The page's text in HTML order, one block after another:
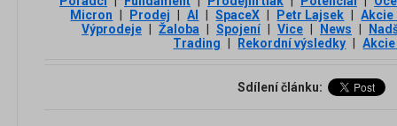
Micron
Prodej AI SpaceX Petr Lajsek
Výprodeje
Žaloba Spojení Vice News
Trading
Rekordní výsledky Akcie
Sdílení článku: